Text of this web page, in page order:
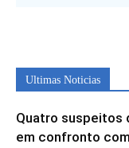
Ultimas Noticias
Quatro suspeitos
em confronto